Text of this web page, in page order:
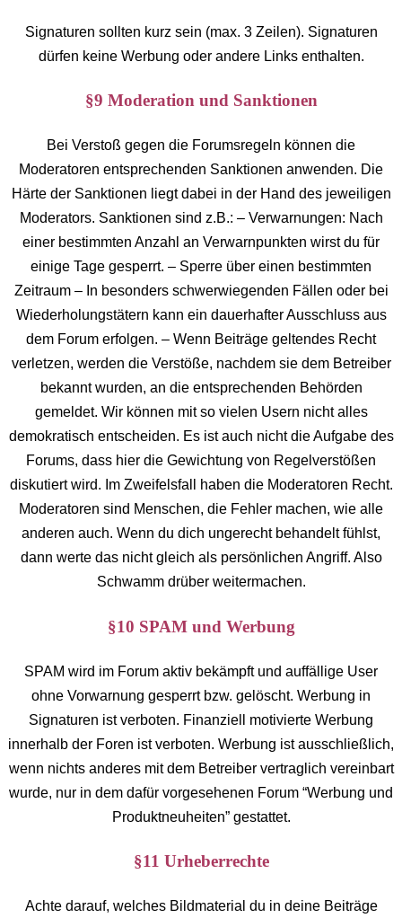
Signaturen sollten kurz sein (max. 3 Zeilen). Signaturen
dürfen keine Werbung oder andere Links enthalten.
§9 Moderation und Sanktionen
Bei Verstoß gegen die Forumsregeln können die
Moderatoren entsprechenden Sanktionen anwenden. Die
Härte der Sanktionen liegt dabei in der Hand des jeweiligen
Moderators. Sanktionen sind z.B.: – Verwarnungen: Nach
einer bestimmten Anzahl an Verwarnpunkten wirst du für
einige Tage gesperrt. – Sperre über einen bestimmten
Zeitraum – In besonders schwerwiegenden Fällen oder bei
Wiederholungstätern kann ein dauerhafter Ausschluss aus
dem Forum erfolgen. – Wenn Beiträge geltendes Recht
verletzen, werden die Verstöße, nachdem sie dem Betreiber
bekannt wurden, an die entsprechenden Behörden
gemeldet. Wir können mit so vielen Usern nicht alles
demokratisch entscheiden. Es ist auch nicht die Aufgabe des
Forums, dass hier die Gewichtung von Regelverstößen
diskutiert wird. Im Zweifelsfall haben die Moderatoren Recht.
Moderatoren sind Menschen, die Fehler machen, wie alle
anderen auch. Wenn du dich ungerecht behandelt fühlst,
dann werte das nicht gleich als persönlichen Angriff. Also
Schwamm drüber weitermachen.
§10 SPAM und Werbung
SPAM wird im Forum aktiv bekämpft und auffällige User
ohne Vorwarnung gesperrt bzw. gelöscht. Werbung in
Signaturen ist verboten. Finanziell motivierte Werbung
innerhalb der Foren ist verboten. Werbung ist ausschließlich,
wenn nichts anderes mit dem Betreiber vertraglich vereinbart
wurde, nur in dem dafür vorgesehenen Forum “Werbung und
Produktneuheiten” gestattet.
§11 Urheberrechte
Achte darauf, welches Bildmaterial du in deine Beiträge